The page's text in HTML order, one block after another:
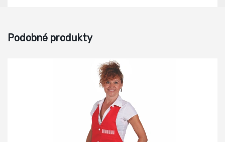
Podobné produkty